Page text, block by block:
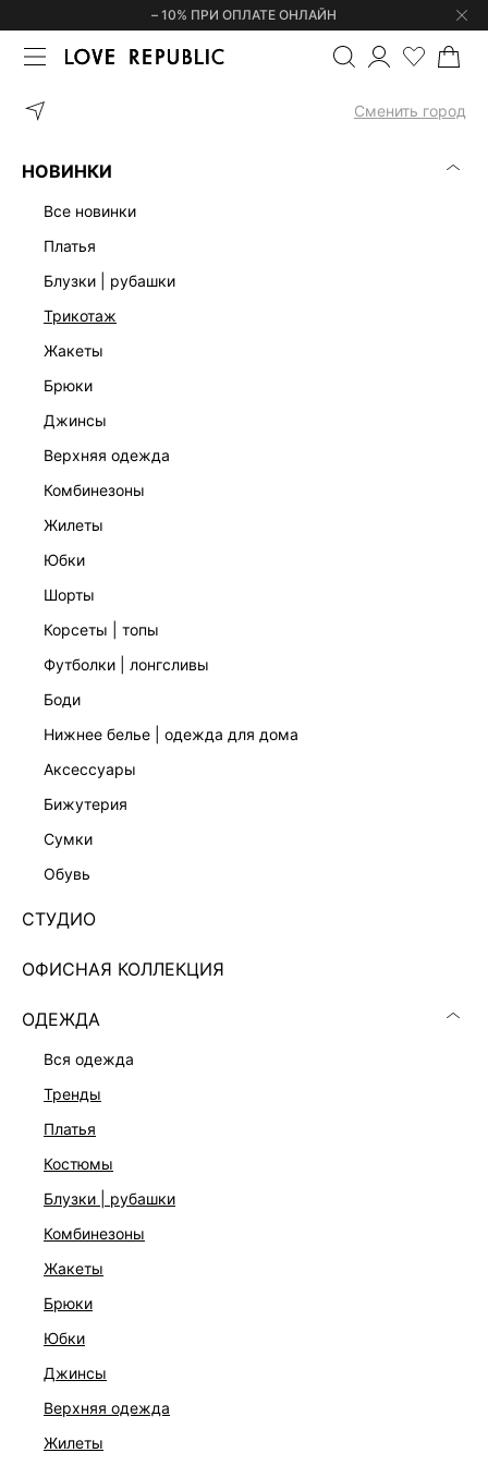
– 10% ПРИ ОПЛАТЕ ОНЛАЙН
Сменить город
НОВИНКИ
все новинки
платья
блузки | рубашки
трикотаж
жакеты
брюки
джинсы
верхняя одежда
комбинезоны
жилеты
юбки
шорты
корсеты | топы
футболки | лонгсливы
боди
нижнее белье | одежда для дома
аксессуары
бижутерия
сумки
обувь
СТУДИО
ОФИСНАЯ КОЛЛЕКЦИЯ
ОДЕЖДА
вся одежда
тренды
платья
костюмы
блузки | рубашки
комбинезоны
жакеты
брюки
юбки
джинсы
верхняя одежда
жилеты
ГЛАВНАЯ ТОП ИЗ ТЕНСЕЛЯ С
4 599 ₽-65%
ЦВЕТ:БЕЛЫЙ
РАЗМЕР
БЕСПЛАТНАЯ ДОСТАВКА ОТ 999 ₽
–10% ПРИ ОПЛАТЕ ОНЛАЙН
ДОСТУПНА ОПЛАТА ПОСЛЕ ПРИМЕРКИ
ОПИСАНИЕ И ОБМЕРЫ
Артикул:6255006306
Состав: